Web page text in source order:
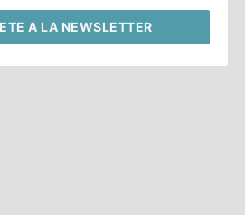
A LA NEWSLETTER